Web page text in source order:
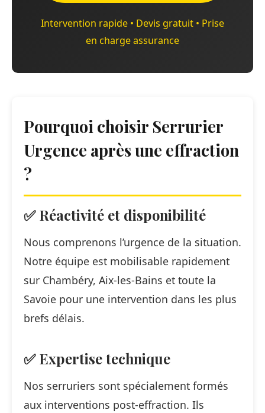
Intervention rapide • Devis gratuit • Prise
en charge assurance
Pourquoi choisir Serrurier
Urgence après une effraction
?
✅ Réactivité et disponibilité
Nous comprenons l’urgence de la situation.
Notre équipe est mobilisable rapidement
sur Chambéry, Aix-les-Bains et toute la
Savoie pour une intervention dans les plus
brefs délais.
✅ Expertise technique
Nos serruriers sont spécialement formés
aux interventions post-effraction. Ils